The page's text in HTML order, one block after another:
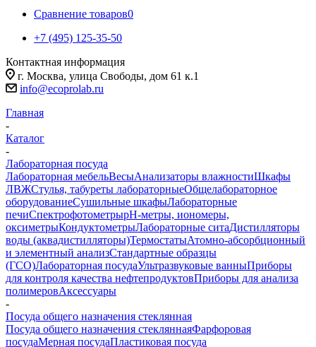
Сравнение товаров0
+7 (495) 125-35-50
Контактная информация
г. Москва, улица Свободы, дом 61 к.1
info@ecoprolab.ru
Главная
-
Каталог
-
Лабораторная посуда
Лабораторная мебельВесыАнализаторы влажностиШкафы
ЛВЖСтулья, табуреты лабораторныеОбщелабораторное
оборудованиеСушильные шкафыЛабораторные
печиСпектрофотометрыpH-метры, иономеры,
оксиметрыКондуктометрыЛабораторные ситаДистилляторы
воды (аквадистилляторы)ТермостатыАтомно-абсорбционный
и элементный анализСтандартные образцы
(ГСО)Лабораторная посудаУльтразвуковые ванныПриборы
для контроля качества нефтепродуктовПриборы для анализа
полимеровАксессуары
-
Посуда общего назначения стеклянная
Посуда общего назначения стекляннаяФарфоровая
посудаМерная посудаПластиковая посуда